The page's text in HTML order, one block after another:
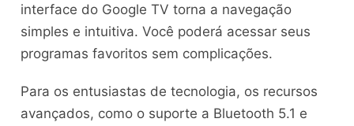
interface do Google TV torna a navegação
simples e intuitiva. Você poderá acessar seus
programas favoritos sem complicações.
Para os entusiastas de tecnologia, os recursos
avançados, como o suporte a Bluetooth 5.1 e